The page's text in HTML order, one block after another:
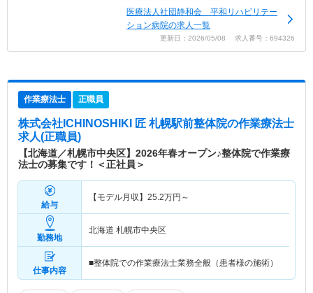
医療法人社団静和会 平和リハビリテー
ション病院の求人一覧
更新日：2026/05/08 求人番号：694326
作業療法士 正職員
株式会社ICHINOSHIKI 匠 札幌駅前整体院の作業療法士
求人(正職員)
【北海道／札幌市中央区】2026年春オープン♪整体院で作業療
法士の募集です！＜正社員＞
給与
【モデル月収】 25.2万円～
勤務地
北海道 札幌市中央区
仕事内容
■整体院での作業療法士業務全般（患者様の施術）